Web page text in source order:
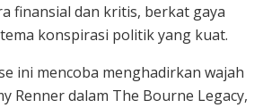
finansial dan kritis, berkat gaya
konspirasi politik yang kuat.
ini mencoba menghadirkan wajah
Renner dalam The Bourne Legacy,